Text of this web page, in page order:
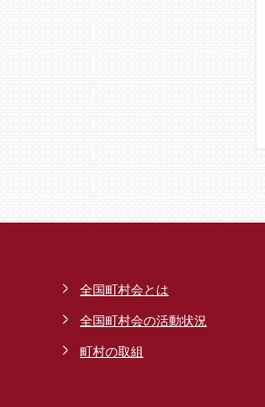
全国町村会とは
全国町村会の活動状況
町村の取組